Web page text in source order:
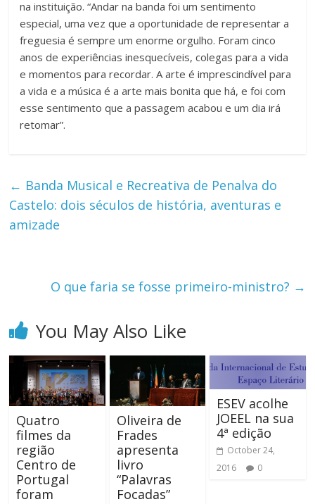
na instituição. “Andar na banda foi um sentimento
especial, uma vez que a oportunidade de representar a
freguesia é sempre um enorme orgulho. Foram cinco
anos de experiências inesquecíveis, colegas para a vida
e momentos para recordar. A arte é imprescindível para
a vida e a música é a arte mais bonita que há, e foi com
esse sentimento que a passagem acabou e um dia irá
retomar”.
← Banda Musical e Recreativa de Penalva do
Castelo: dois séculos de história, aventuras e
amizade
O que faria se fosse primeiro-ministro? →
You May Also Like
Quatro
filmes da
região
Centro de
Portugal
foram
Oliveira de
Frades
apresenta
livro
“Palavras
Focadas”
ESEV acolhe
JOEEL na sua
4ª edição
October 24,
2016
0